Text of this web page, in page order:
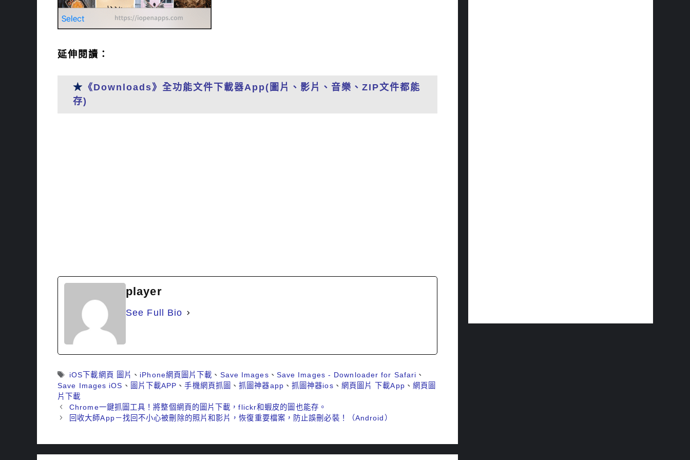
延伸閱讀：
★ 《Downloads》全功能文件下載器App(圖片、影片、音樂、ZIP文件都能
存)
player
See Full Bio
標
籤
iOS下載網頁 圖片 、 iPhone網頁圖片下載 、 Save Images 、 Save Images - Downloader for Safari 、
Save Images iOS 、 圖片下載APP 、手機網頁抓圖 、抓圖神器app 、 抓圖神器ios 、 網頁圖片 下載App 、 網頁圖
片下載
Chrome一鍵抓圖工具！將整個網頁的圖片下載，flickr和蝦皮的圖也能存。
回收大師App－找回不小心被刪除的照片和影片，恢復重要檔案，防止誤刪必裝！（Android）